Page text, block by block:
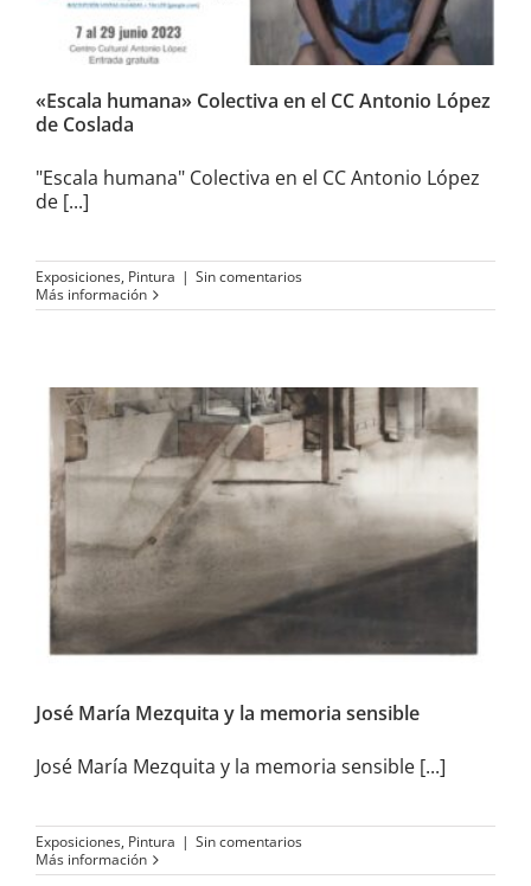
«Escala humana» Colectiva en el CC Antonio López
de Coslada
"Escala humana" Colectiva en el CC Antonio López
de [...]
Exposiciones, Pintura | Sin comentarios
Más información
José María Mezquita y la
memoria sensible
José María Mezquita y la memoria sensible
José María Mezquita y la memoria sensible [...]
Exposiciones, Pintura | Sin comentarios
Más información